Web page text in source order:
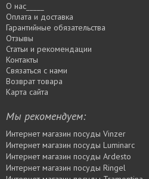
О нас_____
Оплата и доставка
Гарантийные обязательства
Отзывы
Статьи и рекомендации
Контакты
Связаться с нами
Возврат товара
Карта сайта
Мы рекомендуем:
Интернет магазин посуды Vinzer
Интернет магазин посуды Luminarc
Интернет магазин посуды Ardesto
Интернет магазин посуды Rіngel